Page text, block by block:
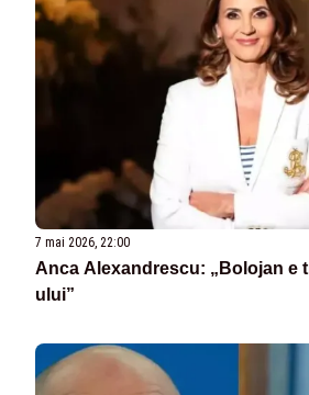
7 mai 2026, 22:00
Anca Alexandrescu: „Bolojan e
ului”